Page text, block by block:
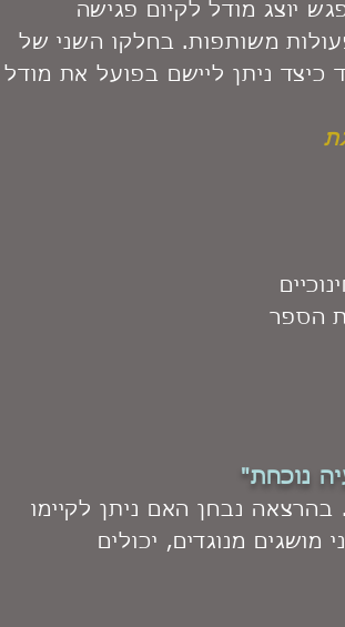
יוצג מודל לקיום פגישה
משותפות. בחלקו השני של
כיצד ניתן ליישם בפועל את מודל
הספר
נוכחת"
נבחן האם ניתן לקיימו
מנוגדים, יכולים